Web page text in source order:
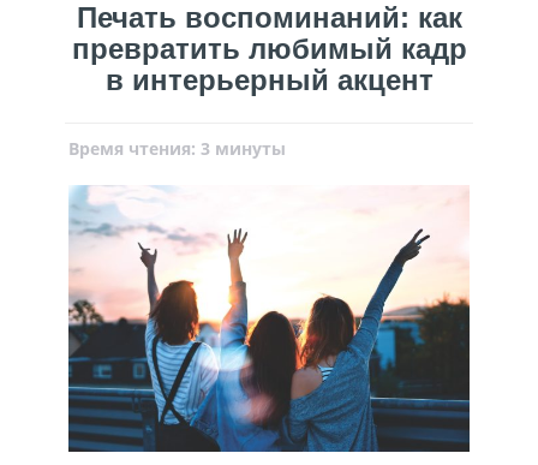
Печать воспоминаний: как
превратить любимый кадр
в интерьерный акцент
Время чтения: 3 минуты